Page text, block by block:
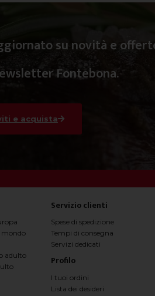
su novità e
Fontebona.
e acquista
mondo
adulto
Servizio clienti
Spese di spedizione
Tempi di consegna
Servizi dedicati
Profilo
I tuoi ordini
Lista dei desideri